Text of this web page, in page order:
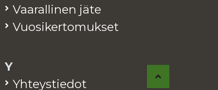
Vaa­ral­li­nen jäte
Vuo­si­ker­to­muk­set
Y
Yh­teys­tie­dot